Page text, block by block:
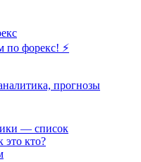
по форекс! ⚡
прогнозы
— список
кто?